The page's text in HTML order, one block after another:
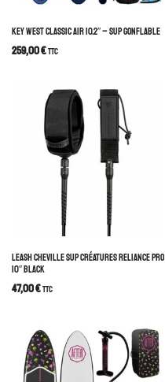
KEY WEST CLASSIC AIR 10.2″ – SUP GONFLABLE
259,00€TTC
LEASH CHEVILLE SUP CRÉATURES RELIANCE PRO
10″ BLACK
47,00€TTC